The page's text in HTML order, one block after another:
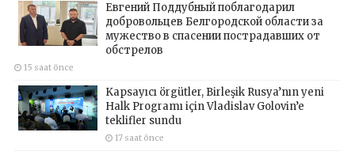
Евгений Поддубный поблагодарил
добровольцев Белгородской области за
мужество в спасении пострадавших от
обстрелов
15 saat önce
Kapsayıcı örgütler, Birleşik Rusya’nın yeni
Halk Programı için Vladislav Golovin’e
teklifler sundu
17 saat önce